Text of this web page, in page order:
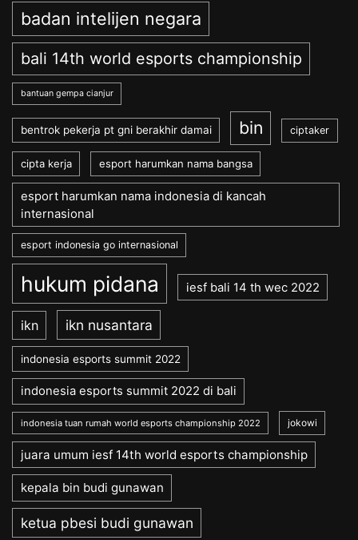
badan intelijen negara
bali 14th world esports championship
bantuan gempa cianjur
bentrok pekerja pt gni berakhir damai bin ciptaker
cipta kerja esport harumkan nama bangsa
esport harumkan nama indonesia di kancah
internasional
esport indonesia go internasional
hukum pidana iesf bali 14 th wec 2022
ikn ikn nusantara
indonesia esports summit 2022
indonesia esports summit 2022 di bali
indonesia tuan rumah world esports championship 2022 jokowi
juara umum iesf 14th world esports championship
kepala bin budi gunawan
ketua pbesi budi gunawan